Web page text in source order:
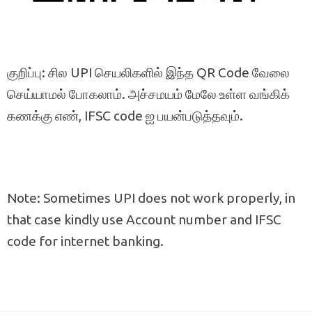
குறிப்பு: சில UPI செயலிகளில் இந்த QR Code வேலை
செய்யாமல் போகலாம். அச்சமயம் மேலே உள்ள வங்கிக்
கணக்கு எண், IFSC code ஐ பயன்படுத்தவும்.
Note: Sometimes UPI does not work properly, in
that case kindly use Account number and IFSC
code for internet banking.